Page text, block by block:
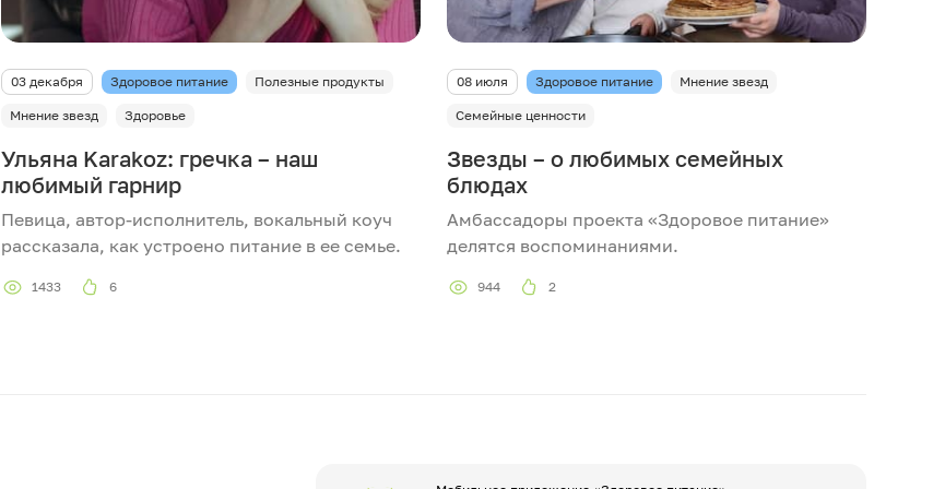
03 декабря Здоровое питание Полезные продукты
Мнение звезд Здоровье
Ульяна Karakoz: гречка – наш
любимый гарнир
Певица, автор-исполнитель, вокальный коуч
рассказала, как устроено питание в ее семье.
1433 6
08 июля Здоровое питание Мнение звезд
Семейные ценности
Звезды – о любимых семейных
блюдах
Амбассадоры проекта «Здоровое питание»
делятся воспоминаниями.
944 2